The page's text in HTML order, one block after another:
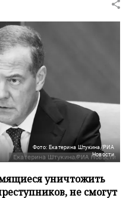
Фото: Екатерина Штукина/РИА
Новости
уничтожить
не смогут